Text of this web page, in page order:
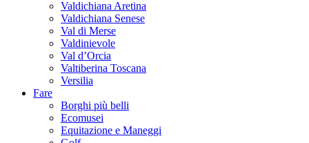
Valdichiana Aretina
Valdichiana Senese
Val di Merse
Valdinievole
Val d’Orcia
Valtiberina Toscana
Versilia
Fare
Borghi più belli
Ecomusei
Equitazione e Maneggi